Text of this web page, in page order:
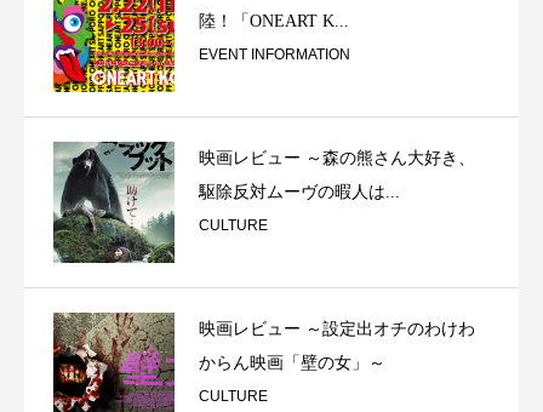
陸！「ONEART K...
EVENT INFORMATION
映画レビュー ～森の熊さん大好き、
駆除反対ムーヴの暇人は...
CULTURE
映画レビュー ～設定出オチのわけわ
からん映画「壁の女」～
CULTURE